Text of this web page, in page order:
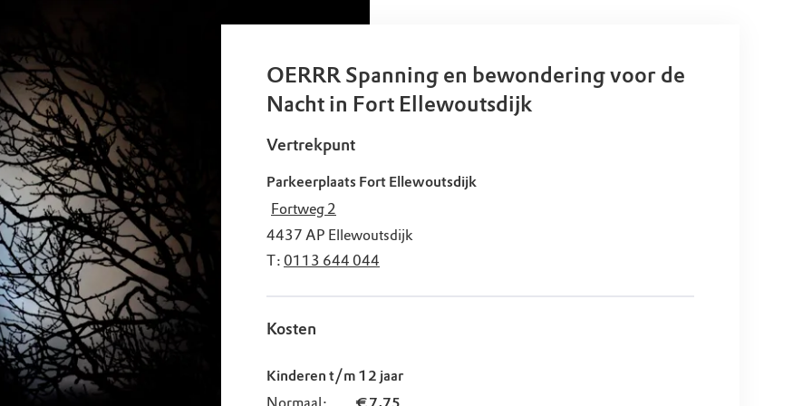
OERRR Spanning en bewondering voor de
Nacht in Fort Ellewoutsdijk
Vertrekpunt
Parkeerplaats Fort Ellewoutsdijk
Fortweg 2
4437 AP Ellewoutsdijk
T: 0113 644 044
Kosten
Kinderen t/m 12 jaar
Normaal:
€ 7,75